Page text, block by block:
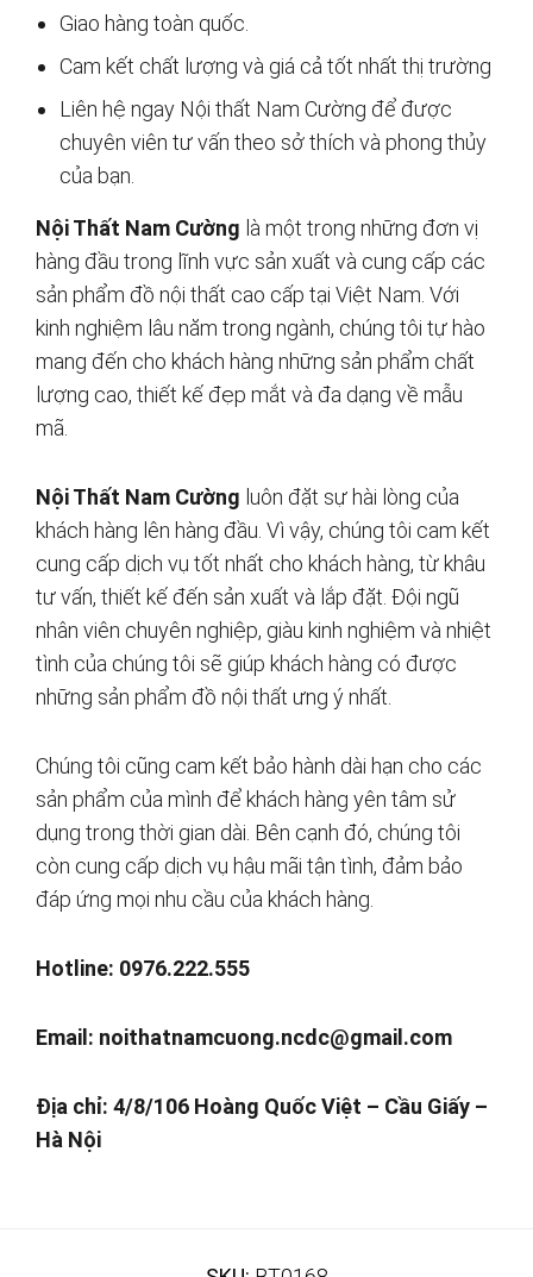
Giao hàng toàn quốc.
Cam kết chất lượng và giá cả tốt nhất thị trường
Liên hệ ngay Nội thất Nam Cường để được
chuyên viên tư vấn theo sở thích và phong thủy
của bạn.
Nội Thất Nam Cường là một trong những đơn vị
hàng đầu trong lĩnh vực sản xuất và cung cấp các
sản phẩm đồ nội thất cao cấp tại Việt Nam. Với
kinh nghiệm lâu năm trong ngành, chúng tôi tự hào
mang đến cho khách hàng những sản phẩm chất
lượng cao, thiết kế đẹp mắt và đa dạng về mẫu
mã.
Nội Thất Nam Cường luôn đặt sự hài lòng của
khách hàng lên hàng đầu. Vì vậy, chúng tôi cam kết
cung cấp dịch vụ tốt nhất cho khách hàng, từ khâu
tư vấn, thiết kế đến sản xuất và lắp đặt. Đội ngũ
nhân viên chuyên nghiệp, giàu kinh nghiệm và nhiệt
tình của chúng tôi sẽ giúp khách hàng có được
những sản phẩm đồ nội thất ưng ý nhất.
Chúng tôi cũng cam kết bảo hành dài hạn cho các
sản phẩm của mình để khách hàng yên tâm sử
dụng trong thời gian dài. Bên cạnh đó, chúng tôi
còn cung cấp dịch vụ hậu mãi tận tình, đảm bảo
đáp ứng mọi nhu cầu của khách hàng.
Hotline: 0976.222.555
Email: noithatnamcuong.ncdc@gmail.com
Địa chỉ: 4/8/106 Hoàng Quốc Việt – Cầu Giấy –
Hà Nội